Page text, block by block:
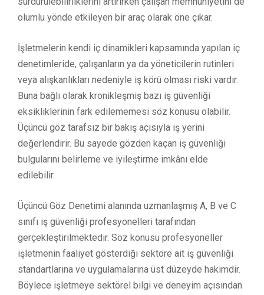
olumlu yönde etkileyen bir araç olarak öne çıkar.
İşletmelerin kendi iç dinamikleri kapsamında yapılan iç
denetimleride, çalışanların ya da yöneticilerin rutinleri
veya alışkanlıkları nedeniyle iş körü olması riski vardır.
Buna bağlı olarak kronikleşmiş bazı iş güvenliği
eksikliklerinin fark edilememesi söz konusu olabilir.
Üçüncü göz tarafsız bir bakış açısıyla iş yerini
değerlendirir. Bu sayede gözden kaçan iş güvenliği
bulgularını belirleme ve iyileştirme imkânı elde
edilebilir.
Üçüncü Göz Denetimi alanında uzmanlaşmış A, B ve C
sınıfı iş güvenliği profesyonelleri tarafından
gerçekleştirilmektedir. Söz konusu profesyoneller
işletmenin faaliyet gösterdiği sektöre ait iş güvenliği
standartlarına ve uygulamalarına üst düzeyde hakimdir.
Böylece işletmeye sektörel bilgi ve deneyim açısından